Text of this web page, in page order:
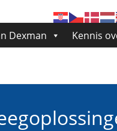
Dexman Kennis